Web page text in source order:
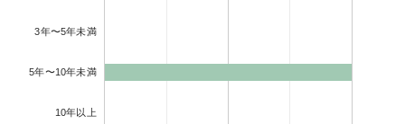
3年〜5年未満
5年〜10年未満
10年以上